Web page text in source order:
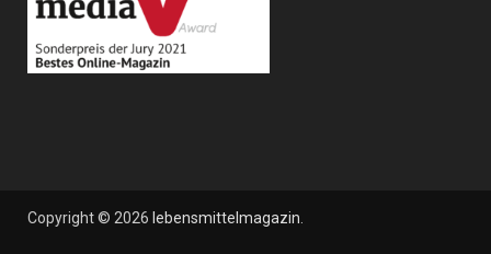
Copyright © 2026 lebensmittelmagazin